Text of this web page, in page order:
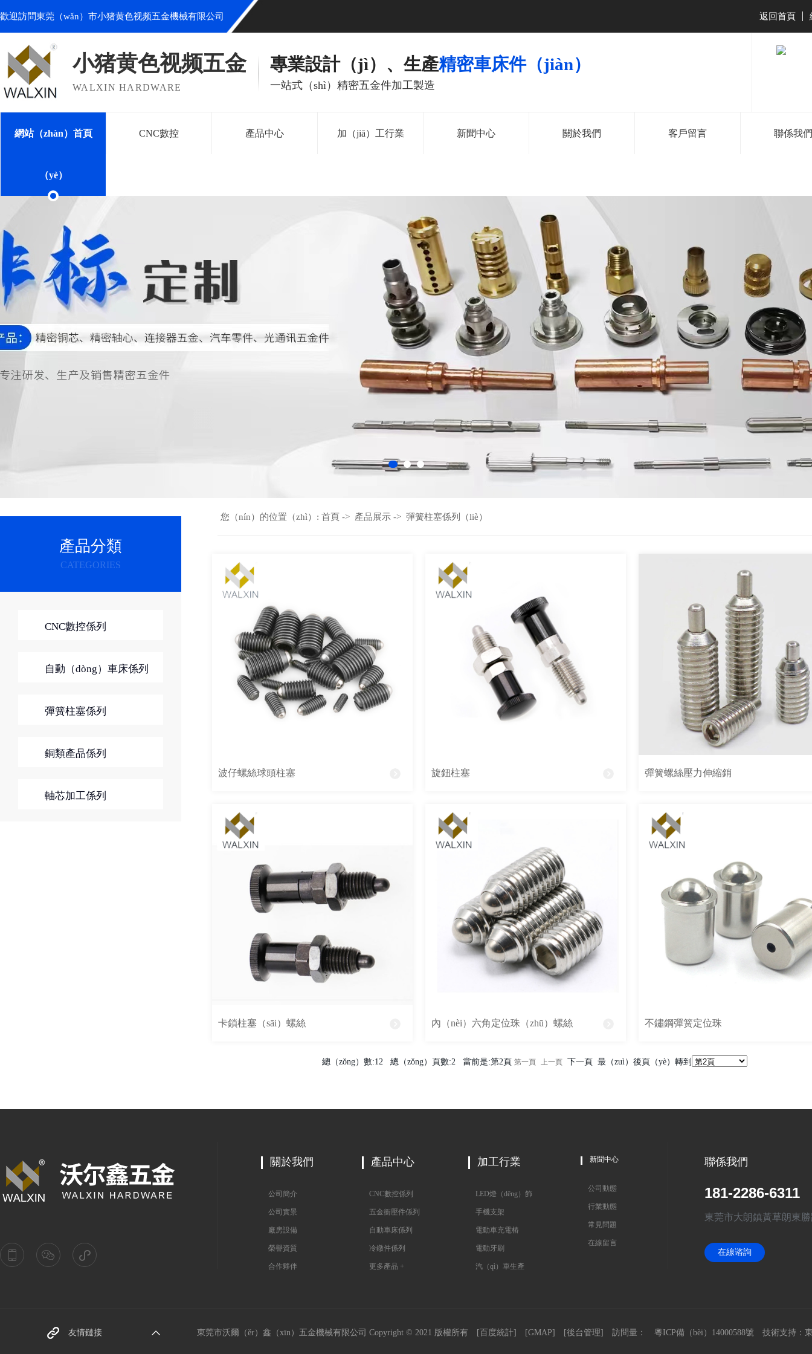
歡迎訪問東莞（wǎn）市小猪黄色视频五金機械有限公司 返回首頁
小猪黄色视频五金
WALXIN HARDWARE
專業設計（jì）、生產精密車床件（jiàn）
一站式（shì）精密五金件加工製造
181-
網站（zhàn）首頁
（yè）
CNC數控 產品中心 加（jiā）工行業 新聞中心 關於我們 客戶留言 聯係我們
產品分類
CATEGORIES
CNC數控係列
自動（dòng）車床係列
彈簧柱塞係列
銅類產品係列
軸芯加工係列
您（nín）的位置（zhì）: 首頁 -> 產品展示 -> 彈簧柱塞係列（liè）
波仔螺絲球頭柱塞 旋鈕柱塞 彈簧螺絲壓力伸縮銷
卡鎖柱塞（sāi）螺絲 內（nèi）六角定位珠（zhū）螺絲 不鏽鋼彈簧定位珠
總（zǒng）數:12 總（zǒng）頁數:2 當前是:第2頁 第一頁 上一頁 下一頁 最（zuì）後頁（yè）轉到
關於我們
公司簡介
公司實景
廠房設備
榮譽資質
合作夥伴
產品中心
CNC數控係列
五金衝壓件係列
自動車床係列
冷鐓件係列
更多產品 +
加工行業
LED燈（dēng）飾
手機支架
電動車充電樁
電動牙刷
汽（qì）車生產
新聞中心
公司動態
行業動態
常見問題
在線留言
聯係我們
181-2286-6311
東莞市大朗鎮黃草朗東
在線谘詢
友情鏈接
東莞螺絲廠家
東莞市沃爾（ěr）鑫（xīn）五金機械有限公司 Copyright © 2021 版權所有 [ 百度統計] [GMAP] [後台管理] 訪問量： 粵ICP備（bèi）14000588號 技術支持：